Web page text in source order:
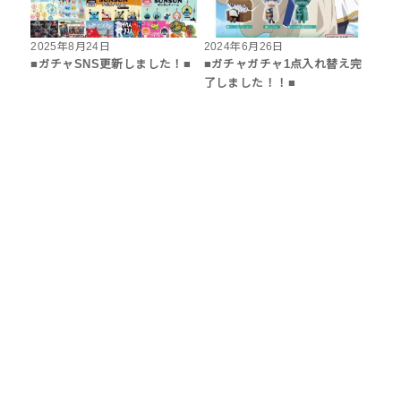
2025年8月24日
■ガチャSNS更新しました！■
2024年6月26日
■ガチャガチャ1点入れ替え完
了しました！！■